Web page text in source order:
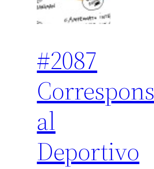
#2087
Correspons
al
Deportivo